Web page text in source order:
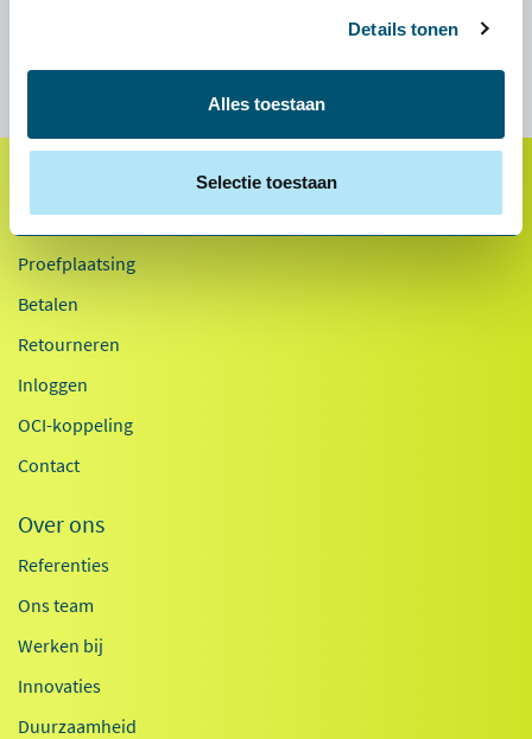
Details tonen
Alles toestaan
Selectie toestaan
Klantenservice
Proefplaatsing
Betalen
Retourneren
Inloggen
OCI-koppeling
Contact
Over ons
Referenties
Ons team
Werken bij
Innovaties
Duurzaamheid